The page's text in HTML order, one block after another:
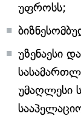
უფროსს;
უზენაესი
უმაღლესი